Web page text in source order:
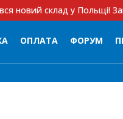
новий склад у Польщі!
ОПЛАТА ФОРУМ